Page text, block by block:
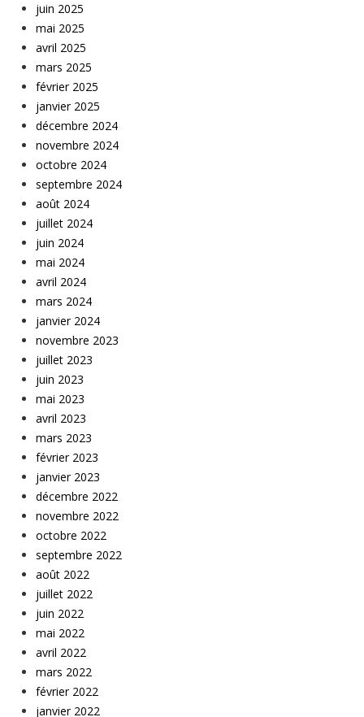
juin 2025
mai 2025
avril 2025
mars 2025
février 2025
janvier 2025
décembre 2024
novembre 2024
octobre 2024
septembre 2024
août 2024
juillet 2024
juin 2024
mai 2024
avril 2024
mars 2024
janvier 2024
novembre 2023
juillet 2023
juin 2023
mai 2023
avril 2023
mars 2023
février 2023
janvier 2023
décembre 2022
novembre 2022
octobre 2022
septembre 2022
août 2022
juillet 2022
juin 2022
mai 2022
avril 2022
mars 2022
février 2022
janvier 2022